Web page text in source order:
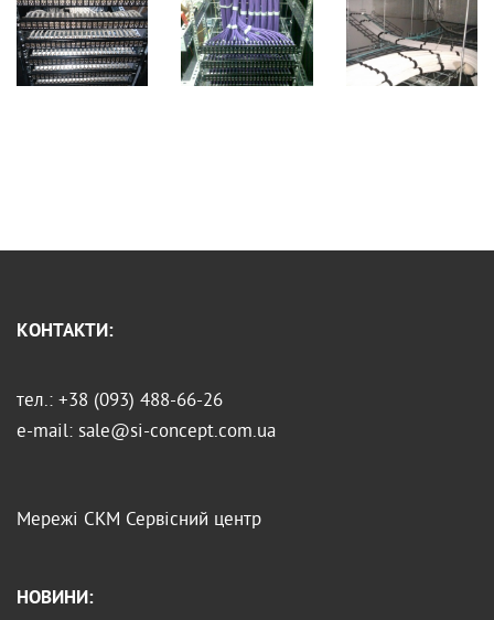
КОНТАКТИ:
тел.: +38 (093) 488-66-26
e-mail: sale@si-concept.com.ua
Мережі СКМ Сервісний центр
НОВИНИ: